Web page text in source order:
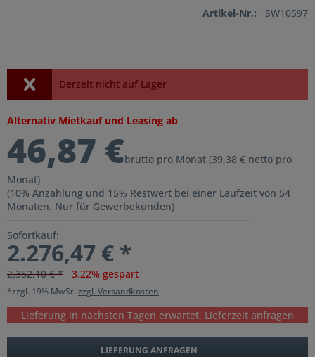
Artikel-Nr.: SW10597
Derzeit nicht auf Lager
Alternativ Mietkauf und Leasing ab
46,87 €brutto pro Monat (39,38 € netto pro
Monat)
(10% Anzahlung und 15% Restwert bei einer Laufzeit von 54
Monaten. Nur für Gewerbekunden)
Sofortkauf:
2.276,47 € *
2.352,10 € * 3.22% gespart
*zzgl. 19% MwSt. zzgl. Versandkosten
Lieferung in nächsten Tagen erwartet. Lieferzeit anfragen
LIEFERUNG ANFRAGEN